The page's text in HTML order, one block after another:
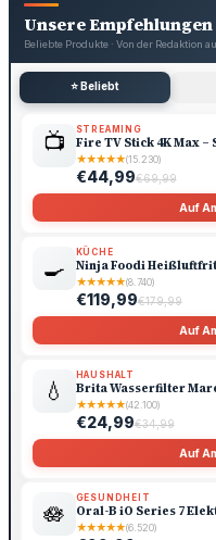
Unsere Empfehlungen
Beliebte Produkte · Von der Redaktion
⭐ Beliebt
📺 STREAMING
Fire TV Stick 4K Max –
★★★★★(15.230)
€44,99€69,99
Auf
🍳
KÜCHE
Ninja Foodi
★★★★★(8.740)
€119,99€179,99
Auf
💧
HAUSHALT
Brita Wasserfilter
★★★★★(42.100)
€24,99€34,99
Auf
🪷
GESUNDHEIT
Oral-B iO Series 7
★★★★★(6.520)